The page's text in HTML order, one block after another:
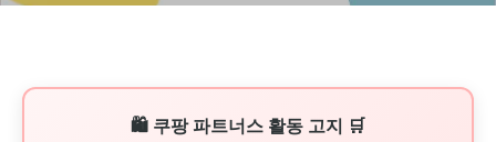
🛍️ 쿠팡 파트너스 활동 고지 🛒